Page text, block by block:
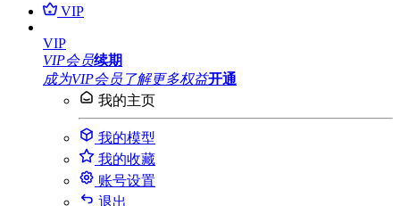
VIP
VIP
VIP会员续期
成为VIP会员 了解更多权益开通
我的主页
我的模型
我的收藏
账号设置
退出